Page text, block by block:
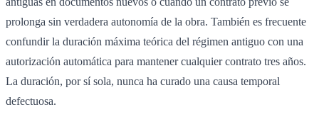
prolonga sin verdadera autonomía de la obra. También es frecuente
confundir la duración máxima teórica del régimen antiguo con una
autorización automática para mantener cualquier contrato tres años.
La duración, por sí sola, nunca ha curado una causa temporal
defectuosa.